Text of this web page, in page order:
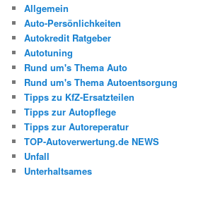
Allgemein
Auto-Persönlichkeiten
Autokredit Ratgeber
Autotuning
Rund um's Thema Auto
Rund um's Thema Autoentsorgung
Tipps zu KfZ-Ersatzteilen
Tipps zur Autopflege
Tipps zur Autoreperatur
TOP-Autoverwertung.de NEWS
Unfall
Unterhaltsames